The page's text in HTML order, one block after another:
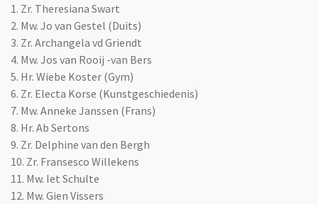
1. Zr. Theresiana Swart
2. Mw. Jo van Gestel (Duits)
3. Zr. Archangela vd Griendt
4. Mw. Jos van Rooij -van Bers
5. Hr. Wiebe Koster (Gym)
6. Zr. Electa Korse (Kunstgeschiedenis)
7. Mw. Anneke Janssen (Frans)
8. Hr. Ab Sertons
9. Zr. Delphine van den Bergh
10. Zr. Fransesco Willekens
11. Mw. Iet Schulte
12. Mw. Gien Vissers